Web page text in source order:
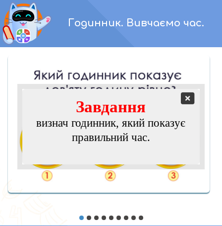
Перейти
до
вмісту
Годинник. Вивчаємо час.
•••••••••
Завдання
визнач годинник, який показує
правильний час.